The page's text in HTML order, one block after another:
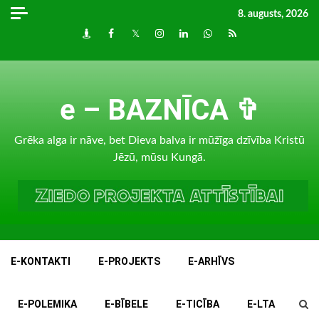
Skip
8. augusts, 2026
DraugiemFacebook
TwitterInstagram
LinkedInwhatsapp
RSS
e – BAZNĪCA ✞
Grēka alga ir nāve, bet Dieva balva ir mūžīga dzīvība Kristū
Jēzū, mūsu Kungā.
E-KONTAKTI E-PROJEKTS E-ARHĪVS
E-POLEMIKA E-BĪBELE E-TICĪBA E-LTA